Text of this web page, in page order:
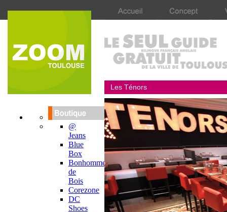
Les Ténors
@
Jeans
Blue
Box
Bonhomme
de
Bois
Corezone
DC
Shoes